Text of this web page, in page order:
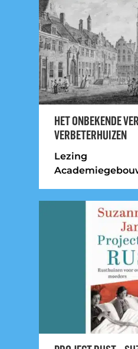
HET ONBEKENDE
VERBETERHUIZEN
Lezing